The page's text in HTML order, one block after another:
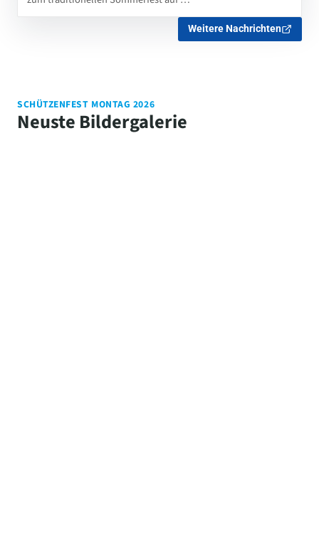
Weitere Nachrichten
SCHÜTZENFEST MONTAG 2026
Neuste Bildergalerie